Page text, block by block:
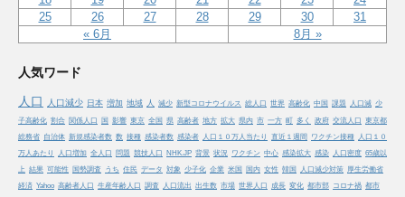
« 6月 8月 »
25
26 27 28 29 30 31
人気ワード
人口
人口減少 日本 増加 地域 人 減少 新型コロナウイルス 総人口 世界 高齢化 中国 課題 人口減 少
子高齢化 割合 関係人口 国 影響 東京 全国 県 高齢者 地方 拡大 県内 市 一方 町 多く 政府 交流人口 東京都
総務省 自治体 新規感染者数 数 接種 感染者数 感染者 人口１０万人当たり 直近１週間 ワクチン接種 人口１０
万人あたり
人口増加 全人口 問題 競技人口 NHK.JP 背景 状況 ワクチン 中心 感染拡大 感染 人口密度 65歳以
上 結果 可能性 国勢調査 うち 住民 データ 対象 少子化 企業 米国 国内 女性 韓国 人口減少対策
厚生労働省
経済 Yahoo 高齢者人口 生産年齢人口 調査 人口流出 出生数 市場 世界人口 成長 変化 都市部 コロナ禍 都市